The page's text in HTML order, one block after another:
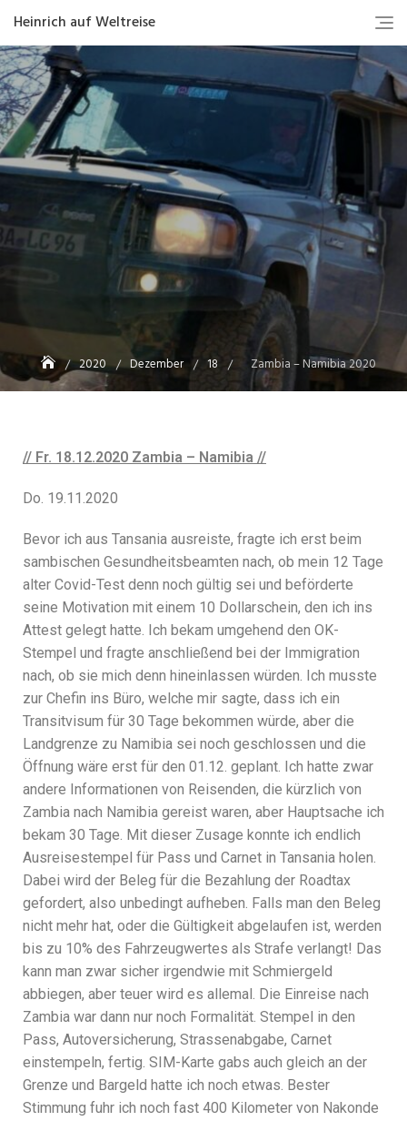
Heinrich auf Weltreise
2020 Dezember 18 Zambia – Namibia 2020
// Fr. 18.12.2020 Zambia – Namibia //
Do. 19.11.2020
Bevor ich aus Tansania ausreiste, fragte ich erst beim
sambischen Gesundheitsbeamten nach, ob mein 12 Tage
alter Covid-Test denn noch gültig sei und beförderte
seine Motivation mit einem 10 Dollarschein, den ich ins
Attest gelegt hatte. Ich bekam umgehend den OK-
Stempel und fragte anschließend bei der Immigration
nach, ob sie mich denn hineinlassen würden. Ich musste
zur Chefin ins Büro, welche mir sagte, dass ich ein
Transitvisum für 30 Tage bekommen würde, aber die
Landgrenze zu Namibia sei noch geschlossen und die
Öffnung wäre erst für den 01.12. geplant. Ich hatte zwar
andere Informationen von Reisenden, die kürzlich von
Zambia nach Namibia gereist waren, aber Hauptsache ich
bekam 30 Tage. Mit dieser Zusage konnte ich endlich
Ausreisestempel für Pass und Carnet in Tansania holen.
Dabei wird der Beleg für die Bezahlung der Roadtax
gefordert, also unbedingt aufheben. Falls man den Beleg
nicht mehr hat, oder die Gültigkeit abgelaufen ist, werden
bis zu 10% des Fahrzeugwertes als Strafe verlangt! Das
kann man zwar sicher irgendwie mit Schmiergeld
abbiegen, aber teuer wird es allemal. Die Einreise nach
Zambia war dann nur noch Formalität. Stempel in den
Pass, Autoversicherung, Strassenabgabe, Carnet
einstempeln, fertig. SIM-Karte gabs auch gleich an der
Grenze und Bargeld hatte ich noch etwas. Bester
Stimmung fuhr ich noch fast 400 Kilometer von Nakonde